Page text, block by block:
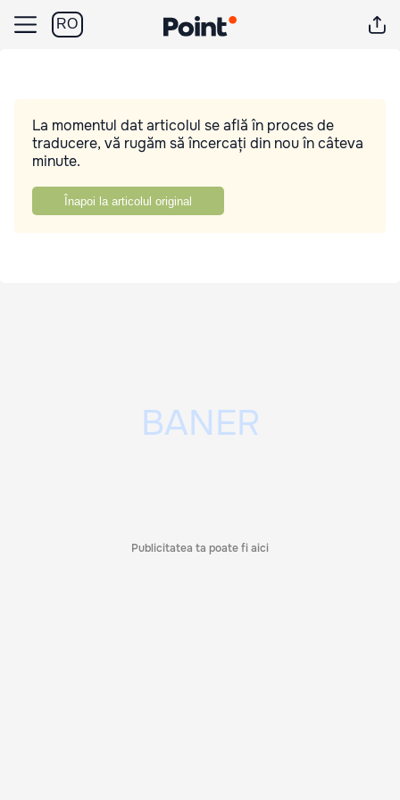
RO
La momentul dat articolul se află în proces de
traducere, vă rugăm să încercați din nou în câteva
minute.
Înapoi la articolul original
Publicitatea ta poate fi aici